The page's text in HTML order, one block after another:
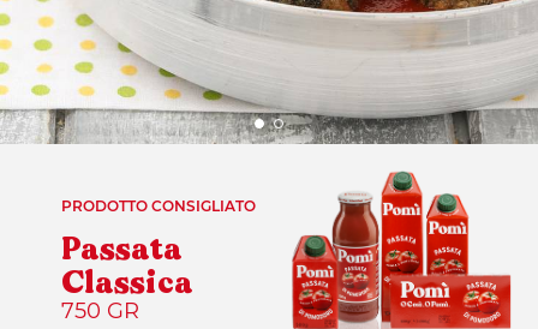
PRODOTTO CONSIGLIATO
Passata
Classica
750 GR